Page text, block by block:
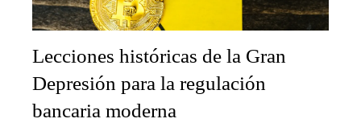
Lecciones históricas de la Gran
Depresión para la regulación
bancaria moderna